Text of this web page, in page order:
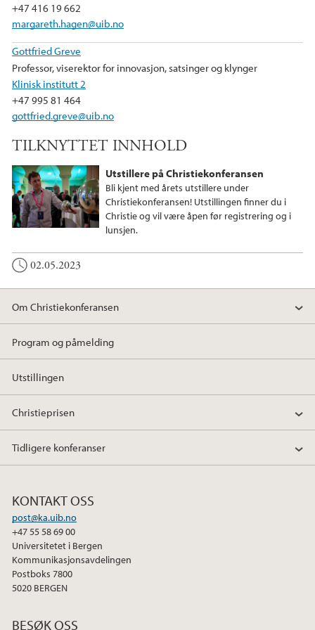
k
+47 416 19 662
margareth.hagen@uib.no
Gottfried Greve
Professor, viserektor for innovasjon, satsinger og klynger
Klinisk institutt 2
+47 995 81 464
gottfried.greve@uib.no
TILKNYTTET INNHOLD
Utstillere på Christiekonferansen
Bli kjent med årets utstillere under
Christiekonferansen! Utstillingen finner du i
Christie og vil være åpen før registrering og i
lunsjen.
02.05.2023
Om Christiekonferansen
Program og påmelding
Utstillingen
Christieprisen
Tidligere konferanser
KONTAKT OSS
post@ka.uib.no
+47 55 58 69 00
Universitetet i Bergen
Kommunikasjonsavdelingen
Postboks 7800
5020 BERGEN
BESØK OSS